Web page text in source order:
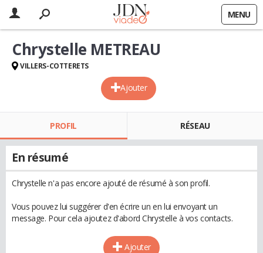
MENU
Ajouter
Chrystelle METREAU
VILLERS-COTTERETS
PROFIL RÉSEAU
En résumé
Chrystelle n'a pas encore ajouté de résumé à son profil.
Vous pouvez lui suggérer d'en écrire un en lui envoyant un
message. Pour cela ajoutez d'abord Chrystelle à vos contacts.
Ajouter